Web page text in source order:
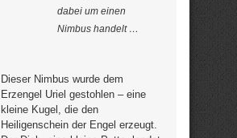
dabei um einen
Nimbus handelt …
Dieser Nimbus wurde dem
Erzengel Uriel gestohlen – eine
kleine Kugel, die den
Heiligenschein der Engel erzeugt.